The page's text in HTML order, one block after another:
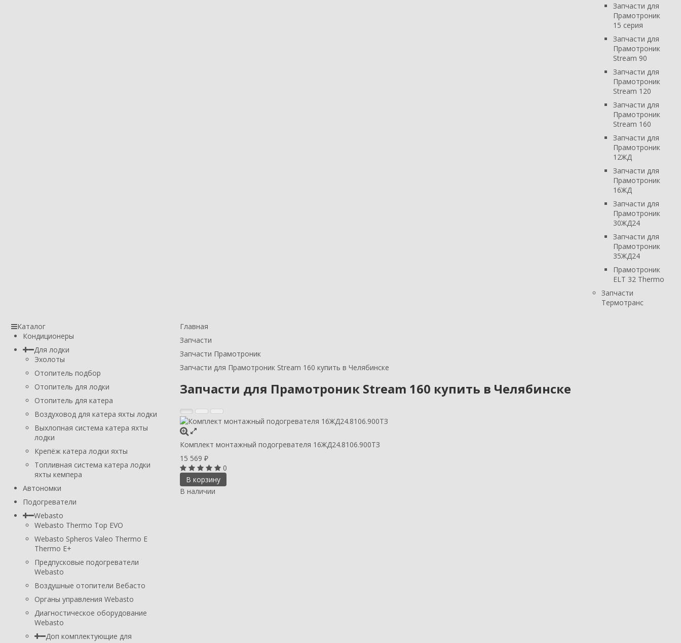
Запчасти для
Прамотроник
15 серия
Запчасти для
Прамотроник
Stream 90
Запчасти для
Прамотроник
Stream 120
Запчасти для
Прамотроник
Stream 160
Запчасти для
Прамотроник
12ЖД
Запчасти для
Прамотроник
16ЖД
Запчасти для
Прамотроник
30ЖД24
Запчасти для
Прамотроник
35ЖД24
Прамотроник
ELT 32 Thermo
Запчасти
Термотранс
Главная
Запчасти
Запчасти Прамотроник
Запчасти для Прамотроник Stream 160 купить в Челябинске
Запчасти для Прамотроник Stream 160 купить в Челябинске
Комплект монтажный подогревателя 16ЖД24.8106.900ТЗ
15 569 ₽
0
В корзину
В наличии
Каталог
Кондиционеры
Для лодки
Эхолоты
Отопитель подбор
Отопитель для лодки
Отопитель для катера
Воздуховод для катера яхты лодки
Выхлопная система катера яхты
лодки
Крепёж катера лодки яхты
Топливная система катера лодки
яхты кемпера
Автономки
Подогреватели
Webasto
Webasto Thermo Top EVO
Webasto Spheros Valeo Thermo E
Thermo E+
Предпусковые подогреватели
Webasto
Воздушные отопители Вебасто
Органы управления Webasto
Диагностическое оборудование
Webasto
Доп комплектующие для